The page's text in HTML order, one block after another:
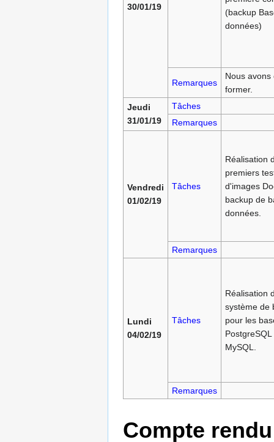
30/01/19
(backup
données)
Remarques
Nous
former.
Jeudi
31/01/19
Tâches
Remarques
Vendredi
01/02/19
Tâches
Réalisation
premiers
d'images
backup de
données.
Remarques
Lundi
04/02/19
Tâches
Réalisation
système de
pour les
PostgreSQL
MySQL.
Remarques
Compte